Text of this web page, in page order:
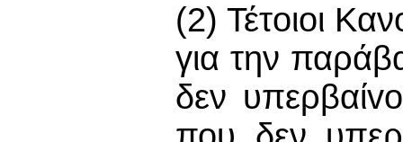
(2) Τέτoιoι
για την
δεν